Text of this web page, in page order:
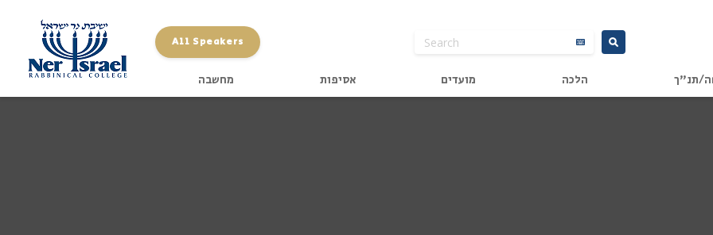
All Speakers
תנ"ך הלכה מועדים אסיפות מחשבה